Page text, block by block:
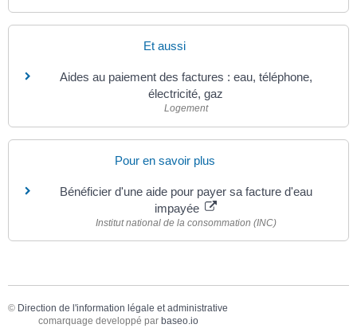
Et aussi
Aides au paiement des factures : eau, téléphone,
électricité, gaz
Logement
Pour en savoir plus
Bénéficier d'une aide pour payer sa facture d'eau
impayée
Institut national de la consommation (INC)
© Direction de l'information légale et administrative
comarquage developpé par baseo.io